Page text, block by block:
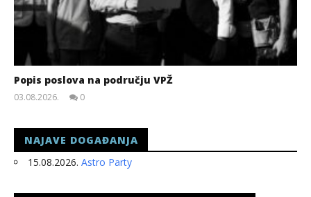
Popis poslova na području VPŽ
03.08.2026.
0
NAJAVE DOGAĐANJA
15.08.2026. Astro Party